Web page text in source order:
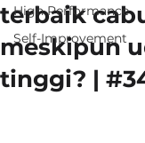
High Performance
Self-Improvement
terbaik
meskipun
tinggi? |